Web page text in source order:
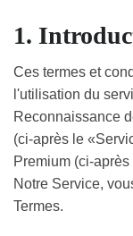
1.
Ces termes et
l'utilisation du
Reconnaissance
(ci-après le
Premium (ci-
Notre Service,
Termes.